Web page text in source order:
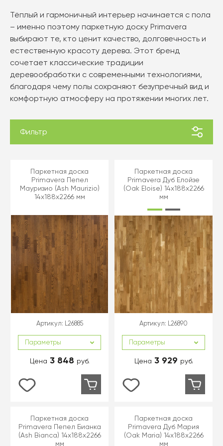
Тёплый и гармоничный интерьер начинается с пола
– именно поэтому паркетную доску Primavera
выбирают те, кто ценит качество, долговечность и
естественную красоту дерева. Этот бренд
сочетает классические традиции
деревообработки с современными технологиями,
благодаря чему полы сохраняют безупречный вид и
комфортную атмосферу на протяжении многих лет.
Фильтр
Паркетная доска
Primavera Пепел
Мауризио (Ash Maurizio)
14x188x2266 мм
Артикул: L26885
Параметры
Цена 3 848 руб.
Паркетная доска
Primavera Дуб Елойзе
(Oak Eloise) 14x188x2266
мм
Артикул: L26890
Параметры
Цена 3 929 руб.
Паркетная доска
Primavera Пепел Бианка
(Ash Bianca) 14x188x2266
мм
Паркетная доска
Primavera Дуб Мария
(Oak Maria) 14x188x2266
мм